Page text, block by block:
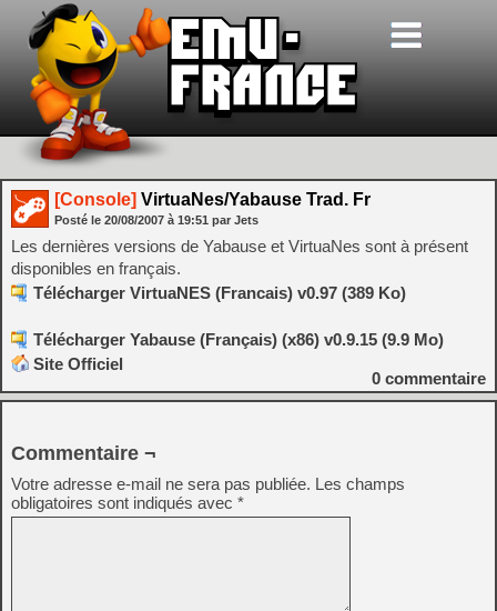
[Console] VirtuaNes/Yabause Trad. Fr
Posté le 20/08/2007 à 19:51 par Jets
Les dernières versions de Yabause et VirtuaNes sont à présent
disponibles en français.
Télécharger VirtuaNES (Francais) v0.97 (389 Ko)
Télécharger Yabause (Français) (x86) v0.9.15 (9.9 Mo)
Site Officiel
0 commentaire
Commentaire ¬
Votre adresse e-mail ne sera pas publiée. Les champs
obligatoires sont indiqués avec *